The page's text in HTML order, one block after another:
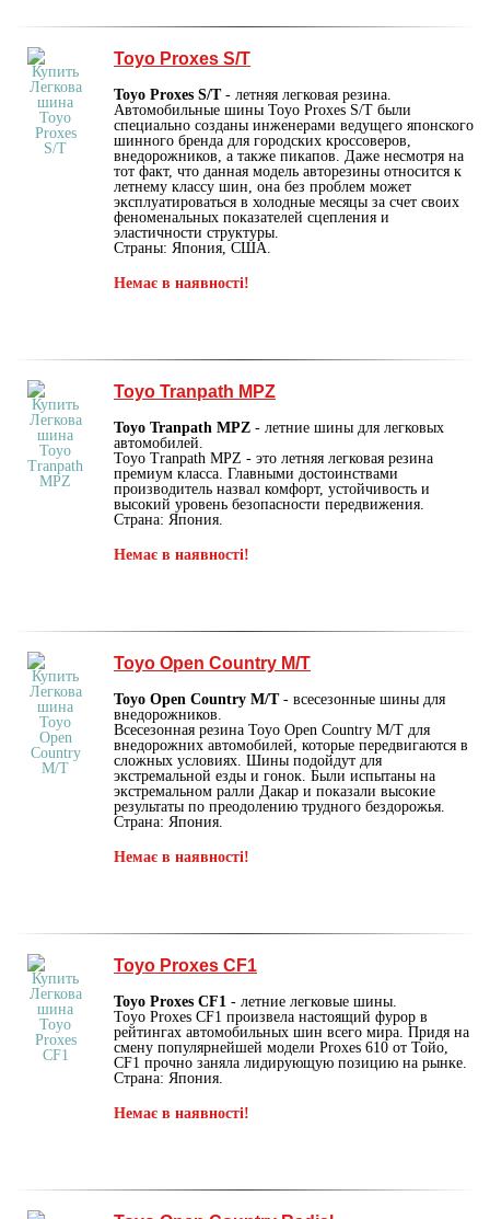
Toyo Proxes S/T
Toyo Proxes S/T- летняя легковая резина.
Автомобильные шины Toyo Proxes S/T были
специально созданы инженерами ведущего японского
шинного бренда для городских кроссоверов,
внедорожников, а также пикапов. Даже несмотря на
тот факт, что данная модель авторезины относится к
летнему классу шин, она без проблем может
эксплуатироваться в холодные месяцы за счет своих
феноменальных показателей сцепления и
эластичности структуры.
Страны: Япония, США.
Немає в наявності!
Toyo Tranpath MPZ
Toyo Tranpath MPZ - летние шины для легковых
автомобилей.
Toyo Tranpath MPZ - это летняя легковая резина
премиум класса. Главными достоинствами
производитель назвал комфорт, устойчивость и
высокий уровень безопасности передвижения.
Страна: Япония.
Немає в наявності!
Toyo Open Country M/T
Toyo Open Country M/T- всесезонные шины для
внедорожников.
Всесезонная резина Toyo Open Country M/T для
внедорожних автомобилей, которые передвигаются в
сложных условиях. Шины подойдут для
экстремальной езды и гонок. Были испытаны на
экстремальном ралли Дакар и показали высокие
результаты по преодолению трудного бездорожья.
Страна: Япония.
Немає в наявності!
Toyo Proxes CF1
Toyo Proxes CF1 - летние легковые шины.
Toyo Proxes CF1 произвела настоящий фурор в
рейтингах автомобильных шин всего мира. Придя на
смену популярнейшей модели Proxes 610 от Тойо,
CF1 прочно заняла лидирующую позицию на рынке.
Страна: Япония.
Немає в наявності!